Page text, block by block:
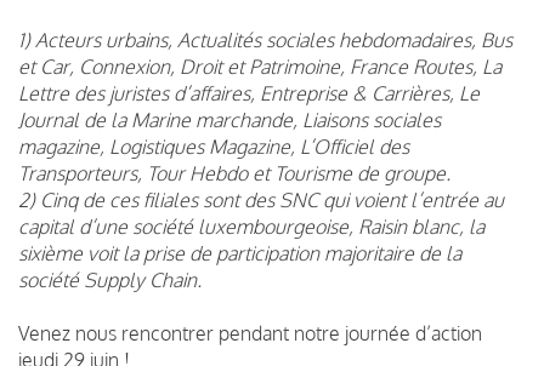
1) Acteurs urbains, Actualités sociales hebdomadaires, Bus
et Car, Connexion, Droit et Patrimoine, France Routes, La
Lettre des juristes d’affaires, Entreprise & Carrières, Le
Journal de la Marine marchande, Liaisons sociales
magazine, Logistiques Magazine, L’Officiel des
Transporteurs, Tour Hebdo et Tourisme de groupe.
2) Cinq de ces filiales sont des SNC qui voient l’entrée au
capital d’une société luxembourgeoise, Raisin blanc, la
sixième voit la prise de participation majoritaire de la
société Supply Chain.
Venez nous rencontrer pendant notre journée d’action
jeudi 29 juin !